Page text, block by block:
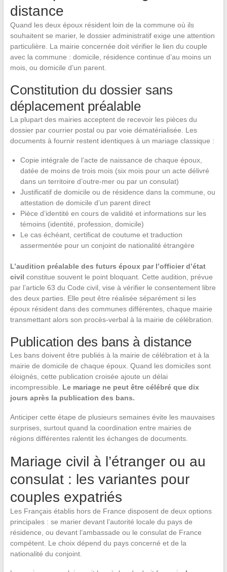
distance
Quand les deux époux résident loin de la commune où ils
souhaitent se marier, le dossier administratif exige une attention
particulière. La mairie concernée doit vérifier le lien du couple
avec la commune : domicile, résidence continue d’au moins un
mois, ou domicile d’un parent.
Constitution du dossier sans
déplacement préalable
La plupart des mairies acceptent de recevoir les pièces du
dossier par courrier postal ou par voie dématérialisée. Les
documents à fournir restent identiques à un mariage classique :
Copie intégrale de l’acte de naissance de chaque époux,
datée de moins de trois mois (six mois pour un acte délivré
dans un territoire d’outre-mer ou par un consulat)
Justificatif de domicile ou de résidence dans la commune, ou
attestation de domicile d’un parent direct
Pièce d’identité en cours de validité et informations sur les
témoins (identité, profession, domicile)
Le cas échéant, certificat de coutume et traduction
assermentée pour un conjoint de nationalité étrangère
L’audition préalable des futurs époux par l’officier d’état
civil constitue souvent le point bloquant. Cette audition, prévue
par l’article 63 du Code civil, vise à vérifier le consentement libre
des deux parties. Elle peut être réalisée séparément si les
époux résident dans des communes différentes, chaque mairie
transmettant alors son procès-verbal à la mairie de célébration.
Publication des bans à distance
Les bans doivent être publiés à la mairie de célébration et à la
mairie de domicile de chaque époux. Quand les domiciles sont
éloignés, cette publication croisée ajoute un délai
incompressible. Le mariage ne peut être célébré que dix
jours après la publication des bans.
Anticiper cette étape de plusieurs semaines évite les mauvaises
surprises, surtout quand la coordination entre mairies de
régions différentes ralentit les échanges de documents.
Mariage civil à l’étranger ou au
consulat : les variantes pour
couples expatriés
Les Français établis hors de France disposent de deux options
principales : se marier devant l’autorité locale du pays de
résidence, ou devant l’ambassade ou le consulat de France
compétent. Le choix dépend du pays concerné et de la
nationalité du conjoint.